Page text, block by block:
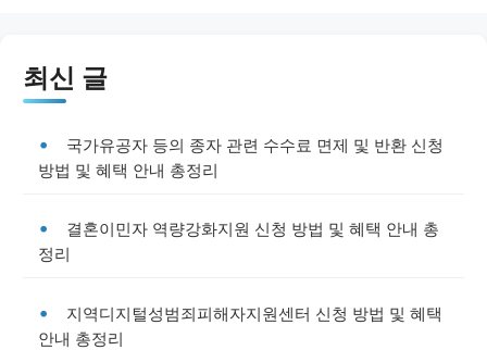
최신 글
국가유공자 등의 종자 관련 수수료 면제 및 반환 신청
방법 및 혜택 안내 총정리
결혼이민자 역량강화지원 신청 방법 및 혜택 안내 총
정리
지역디지털성범죄피해자지원센터 신청 방법 및 혜택
안내 총정리